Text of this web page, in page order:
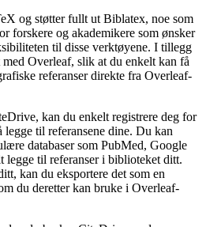
og støtter fullt ut Biblatex, noe som
forskere og akademikere som ønsker
til disse verktøyene. I tillegg
Overleaf, slik at du enkelt kan få
referanser direkte fra Overleaf-
kan du enkelt registrere deg for
til referansene dine. Du kan
databaser som PubMed, Google
legge til referanser i biblioteket ditt.
kan du eksportere det som en
du deretter kan bruke i Overleaf-